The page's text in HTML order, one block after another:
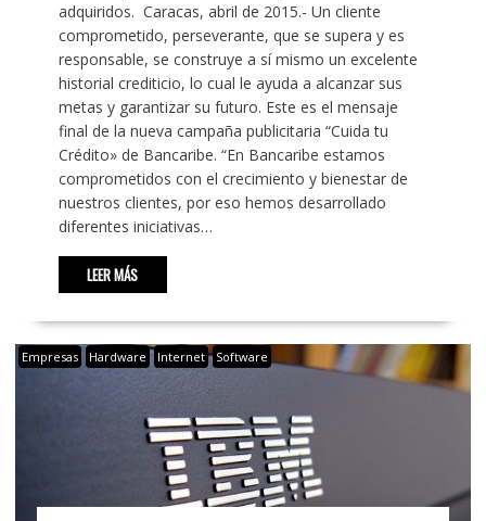
adquiridos. Caracas, abril de 2015.- Un cliente
comprometido, perseverante, que se supera y es
responsable, se construye a sí mismo un excelente
historial crediticio, lo cual le ayuda a alcanzar sus
metas y garantizar su futuro. Este es el mensaje
final de la nueva campaña publicitaria “Cuida tu
Crédito» de Bancaribe. “En Bancaribe estamos
comprometidos con el crecimiento y bienestar de
nuestros clientes, por eso hemos desarrollado
diferentes iniciativas…
LEER MÁS
Empresas Hardware Internet Software